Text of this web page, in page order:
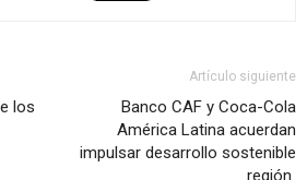
los
Artículo siguiente
Banco CAF y Coca-Cola
América Latina acuerdan
impulsar desarrollo sostenible
región